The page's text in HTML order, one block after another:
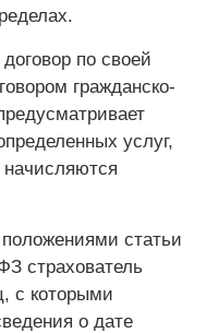
по своей
гражданско-
услуг,
начисляются
статьи
страхователь
с которыми
о дате